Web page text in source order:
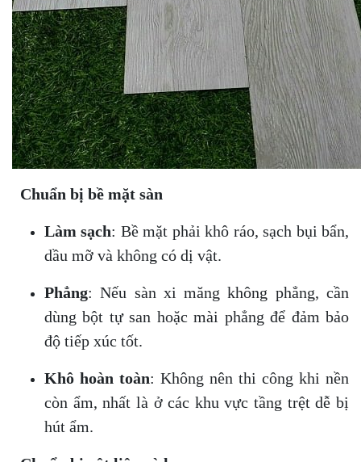
Chuẩn bị bề mặt sàn
Làm sạch: Bề mặt phải khô ráo, sạch bụi bẩn,
dầu mỡ và không có dị vật.
Phẳng: Nếu sàn xi măng không phẳng, cần
dùng bột tự san hoặc mài phẳng để đảm bảo
độ tiếp xúc tốt.
Khô hoàn toàn: Không nên thi công khi nền
còn ẩm, nhất là ở các khu vực tầng trệt dễ bị
hút ẩm.